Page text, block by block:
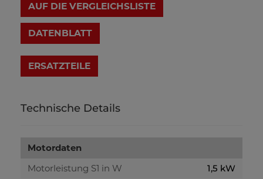
AUF DIE VERGLEICHSLISTE
DATENBLATT
Technische Details
Motordaten
Motorleistung S1 in W
1,5 kW